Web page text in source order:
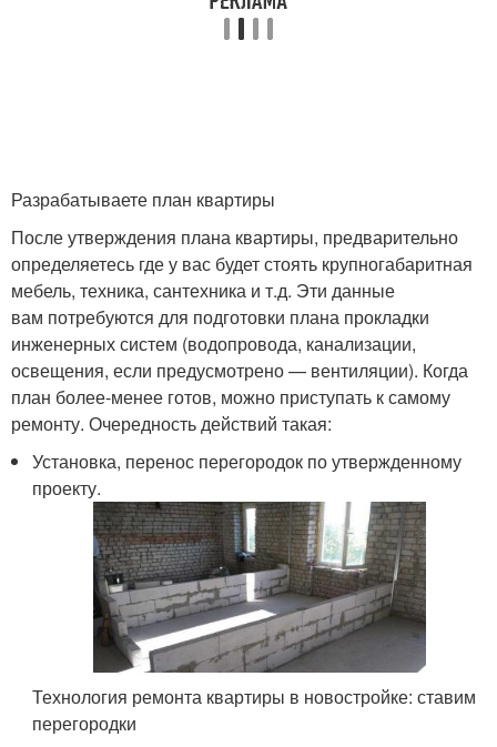
Разрабатываете план квартиры
После утверждения плана квартиры, предварительно
определяетесь где у вас будет стоять крупногабаритная
мебель, техника, сантехника и т.д. Эти данные
вам потребуются для подготовки плана прокладки
инженерных систем (водопровода, канализации,
освещения, если предусмотрено — вентиляции). Когда
план более-менее готов, можно приступать к самому
ремонту. Очередность действий такая:
Установка, перенос перегородок по утвержденному
проекту.
Технология ремонта квартиры в новостройке: ставим
перегородки